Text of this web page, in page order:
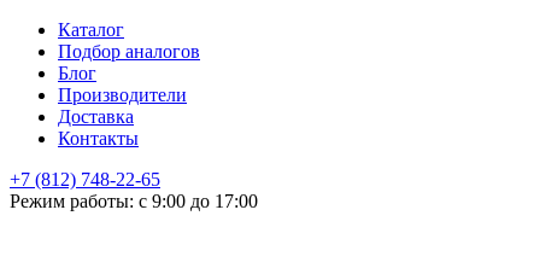
Каталог
Подбор аналогов
Блог
Производители
Доставка
Контакты
+7 (812) 748-22-65
Режим работы: с 9:00 до 17:00
НЕ НАШЛИ ЧТО ИСКАЛИ